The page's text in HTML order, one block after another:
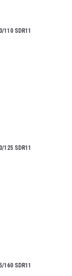
SDR11
SDR11
SDR11